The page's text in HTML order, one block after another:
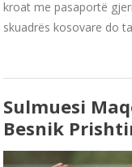
kroat me pasaportë
skuadrës kosovare do
Sulmuesi
Besnik